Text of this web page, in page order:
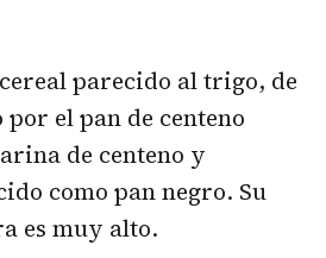
parecido al trigo, de
por el pan de centeno
de centeno y
como pan negro. Su
es muy alto.